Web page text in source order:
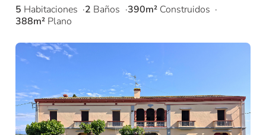
5 Habitaciones 2 Baños 390m² Construidos
388m² Plano